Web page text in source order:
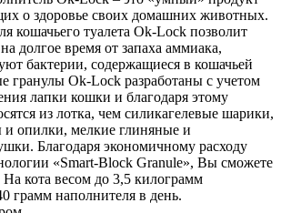
о здоровье своих домашних животных.
кошачьего туалета Ok-Lock позволит
долгое время от запаха аммиака,
бактерии, содержащиеся в кошачьей
гранулы Ok-Lock разработаны с учетом
лапки кошки и благодаря этому
из лотка, чем силикагелевые шарики,
и опилки, мелкие глиняные и
Благодаря экономичному расходу
«Smart-Block Granule», Вы сможете
кота весом до 3,5 килограмм
грамм наполнителя в день.